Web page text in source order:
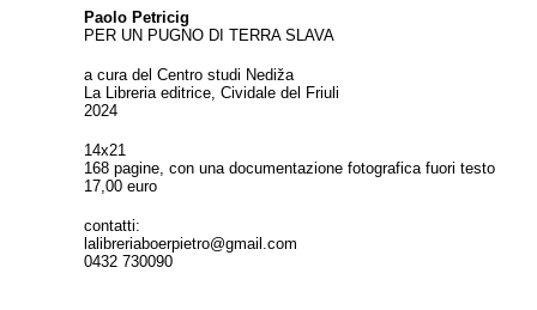
Paolo Petricig
PER UN PUGNO DI TERRA SLAVA
a cura del Centro studi Nediža
La Libreria editrice, Cividale del Friuli
2024
14x21
168 pagine, con una documentazione fotografica fuori testo
17,00 euro
contatti:
lalibreriaboerpietro@gmail.com
0432 730090